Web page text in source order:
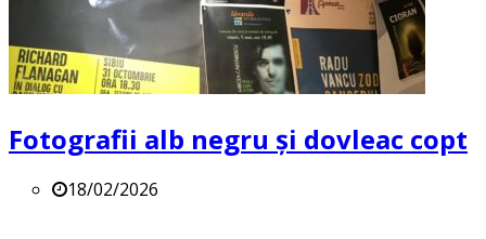
Fotografii alb negru și dovleac copt
18/02/2026